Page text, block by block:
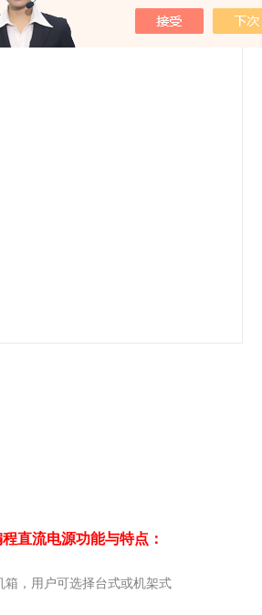
直流电源功能与特点：
，用户可选择台式或机架式